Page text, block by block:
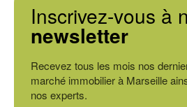
Inscrivez-vous à
newsletter
Recevez tous les mois nos
marché immobilier à Marseille
nos experts.